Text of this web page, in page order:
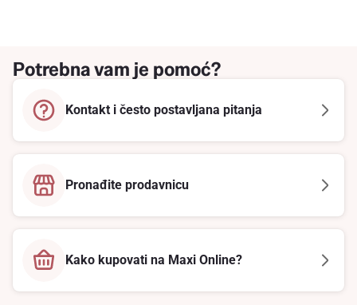
Potrebna vam je pomoć?
Kontakt i često postavljana pitanja
Pronađite prodavnicu
Kako kupovati na Maxi Online?